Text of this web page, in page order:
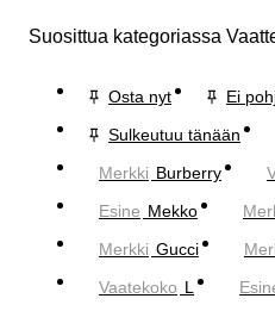
Suosittua kategoriassa
Osta nyt
Ei
Sulkeutuu tänään
Merkki Burberry
Esine Mekko
Merkki Gucci
Vaatekoko L